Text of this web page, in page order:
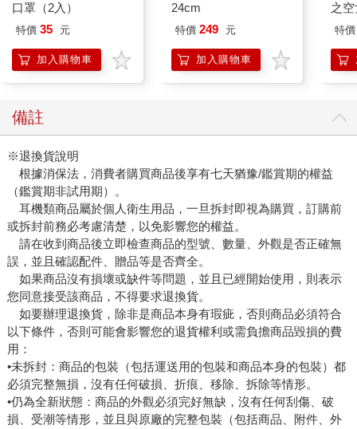
口罩（2入）
特價 35 元
加入購物車
24cm
特價 249 元
加入購物車
之
樂
組
特價
備註
※退換貨說明
根據消保法，消費者購買商品後享有七天猶豫/鑑賞期的權益
（鑑賞期非試用期）。
耳機類商品屬於個人衛生用品，一旦拆封即視為購買，訂購前
或拆封前務必考慮清楚，以免影響您的權益。
請在收到商品後立即檢查商品的型號、數量、外觀是否正確無
誤，並且確認配件、贈品等是否齊全。
如果商品沒有損壞或缺件等問題，並且已經開始使用，則表示
您同意接受該商品，不得要求退換貨。
如要辦理退換貨，除非是商品本身有瑕疵，否則商品必須符合
以下條件，否則可能會影響您的退貨權利或需負擔商品毀損的費
用：
•未拆封：商品的包裝（包括運送用的包裝和商品本身的包裝）都
必須完整無損，沒有任何破損、折痕、移除、拆除等情形。
•仍為全新狀態：商品的外觀必須完好無缺，沒有任何刮傷、破
損、受潮等情形，並且與原廠的完整包裝（包括商品、附件、外